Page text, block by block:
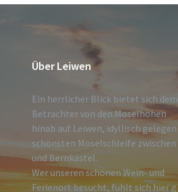
Über Leiwen
Ein herrlicher Blick bietet sich dem
Betrachter von den Moselhöhen
hinab auf Leiwen, idyllisch
schönsten Moselschleife
und Bernkastel.
Wer unseren schönen Wein- und
Ferienort besucht, fühlt sich hier